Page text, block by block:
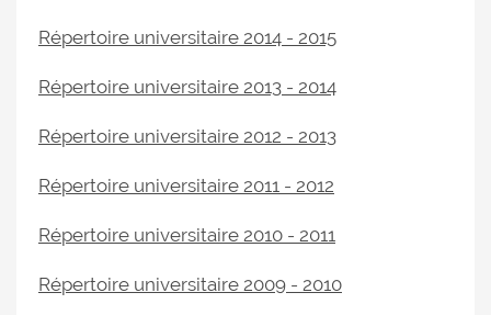
Répertoire universitaire 2014 - 2015
Répertoire universitaire 2013 - 2014
Répertoire universitaire 2012 - 2013
Répertoire universitaire 2011 - 2012
Répertoire universitaire 2010 - 2011
Répertoire universitaire 2009 - 2010